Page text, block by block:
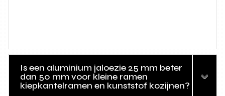
Is een aluminium jaloezie 25 mm beter
dan 50 mm voor kleine ramen
kiepkantelramen en kunststof kozijnen?